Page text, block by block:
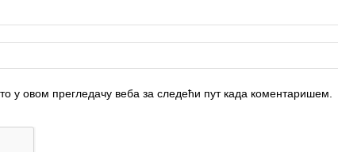
у овом прегледачу веба за следећи пут када коментаришем.